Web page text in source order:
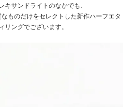
キサンドライトのなかでも、
ものだけをセレクトした新作ハーフエタ
リングでございます。